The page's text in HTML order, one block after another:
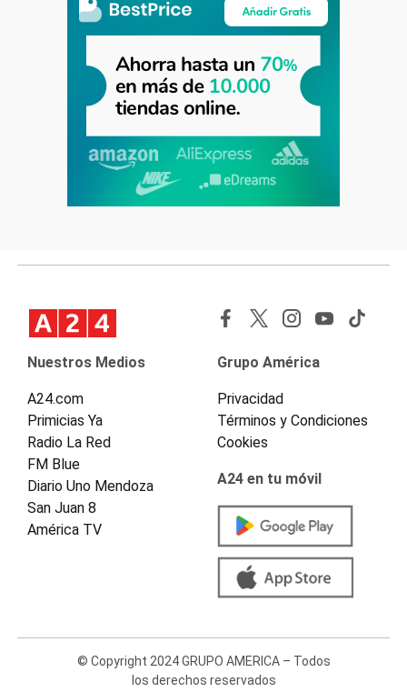
Nuestros Medios
A24.com
Primicias Ya
Radio La Red
FM Blue
Diario Uno Mendoza
San Juan 8
América TV
Grupo América
Privacidad
Términos y Condiciones
Cookies
A24 en tu móvil
© Copyright 2024 GRUPO AMERICA – Todos
los derechos reservados